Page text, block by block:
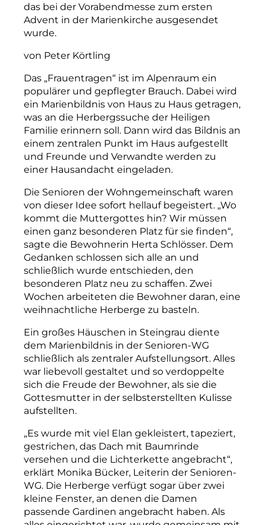
das bei der Vorabendmesse zum ersten
Advent in der Marienkirche ausgesendet
wurde.
von Peter Körtling
Das „Frauentragen“ ist im Alpenraum ein
populärer und gepflegter Brauch. Dabei wird
ein Marienbildnis von Haus zu Haus getragen,
was an die Herbergssuche der Heiligen
Familie erinnern soll. Dann wird das Bildnis an
einem zentralen Punkt im Haus aufgestellt
und Freunde und Verwandte werden zu
einer Hausandacht eingeladen.
Die Senioren der Wohngemeinschaft waren
von dieser Idee sofort hellauf begeistert. „Wo
kommt die Muttergottes hin? Wir müssen
einen ganz besonderen Platz für sie finden“,
sagte die Bewohnerin Herta Schlösser. Dem
Gedanken schlossen sich alle an und
schließlich wurde entschieden, den
besonderen Platz neu zu schaffen. Zwei
Wochen arbeiteten die Bewohner daran, eine
weihnachtliche Herberge zu basteln.
Ein großes Häuschen in Steingrau diente
dem Marienbildnis in der Senioren-WG
schließlich als zentraler Aufstellungsort. Alles
war liebevoll gestaltet und so verdoppelte
sich die Freude der Bewohner, als sie die
Gottesmutter in der selbsterstellten Kulisse
aufstellten.
„Es wurde mit viel Elan gekleistert, tapeziert,
gestrichen, das Dach mit Baumrinde
versehen und die Lichterkette angebracht“,
erklärt Monika Bücker, Leiterin der Senioren-
WG. Die Herberge verfügt sogar über zwei
kleine Fenster, an denen die Damen
passende Gardinen angebracht haben. Als